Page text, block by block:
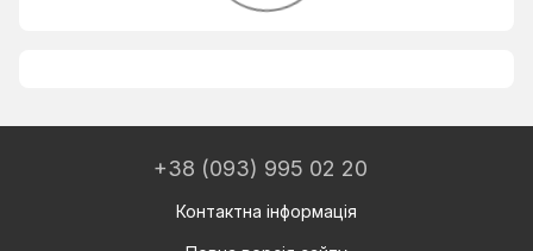
+38 (093) 995 02 20
Контактна інформація